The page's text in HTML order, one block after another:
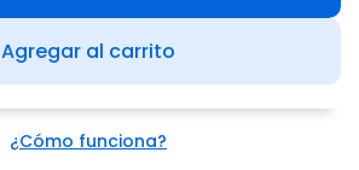
Agregar al carrito
¿Cómo funciona?